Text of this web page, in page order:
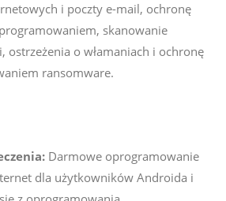
i poczty e-mail, ochronę
skanowanie
ostrzeżenia o włamaniach i ochronę
ransomware.
Darmowe oprogramowanie
dla użytkowników Androida i